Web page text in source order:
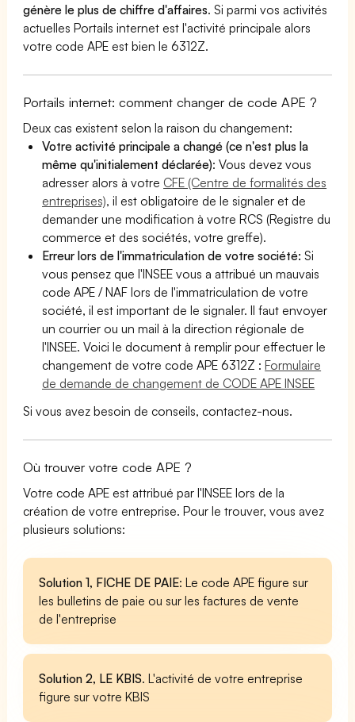
génère le plus de chiffre d'affaires. Si parmi vos activités
actuelles Portails internet est l'activité principale alors
votre code APE est bien le 6312Z.
Portails internet: comment changer de code APE ?
Deux cas existent selon la raison du changement:
Votre activité principale a changé (ce n'est plus la
même qu'initialement déclarée): Vous devez vous
adresser alors à votre CFE (Centre de formalités des
entreprises), il est obligatoire de le signaler et de
demander une modification à votre RCS (Registre du
commerce et des sociétés, votre greffe).
Erreur lors de l'immatriculation de votre société:Si
vous pensez que l'INSEE vous a attribué un mauvais
code APE / NAF lors de l'immatriculation de votre
société, il est important de le signaler. Il faut envoyer
un courrier ou un mail à la direction régionale de
l'INSEE. Voici le document à remplir pour effectuer le
changement de votre code APE 6312Z :Formulaire
de demande de changement de CODE APE INSEE
Si vous avez besoin de conseils, contactez-nous.
Où trouver votre code APE ?
Votre code APE est attribué par l'INSEE lors de la
création de votre entreprise. Pour le trouver, vous avez
plusieurs solutions:
Solution 1, FICHE DE PAIE: Le code APE figure sur
les bulletins de paie ou sur les factures de vente
de l'entreprise
Solution 2, LE KBIS. L'activité de votre entreprise
figure sur votre KBIS